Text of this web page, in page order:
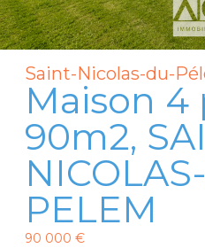
Saint-Nicolas-du-
Maison 4
90m2,
PELEM
90 000 €